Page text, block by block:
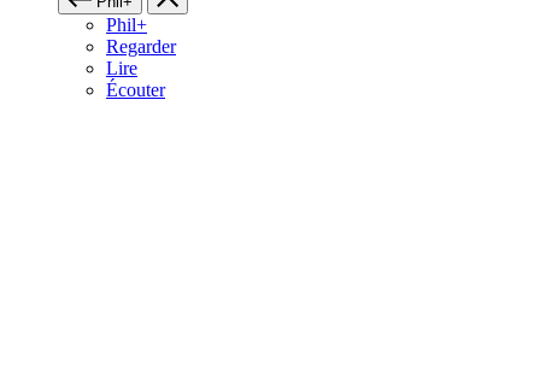
Phil+
Regarder
Lire
Écouter